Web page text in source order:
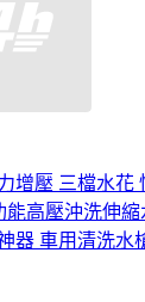
增壓 三檔水花
能高壓沖洗伸
器 車用清洗水